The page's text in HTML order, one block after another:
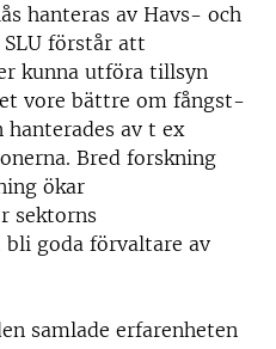
hanteras av Havs- och
förstår att
kunna utföra tillsyn
vore bättre om fångst-
av t ex
Bred forskning
ökar
sektorns
bli goda förvaltare av
samlade erfarenheten